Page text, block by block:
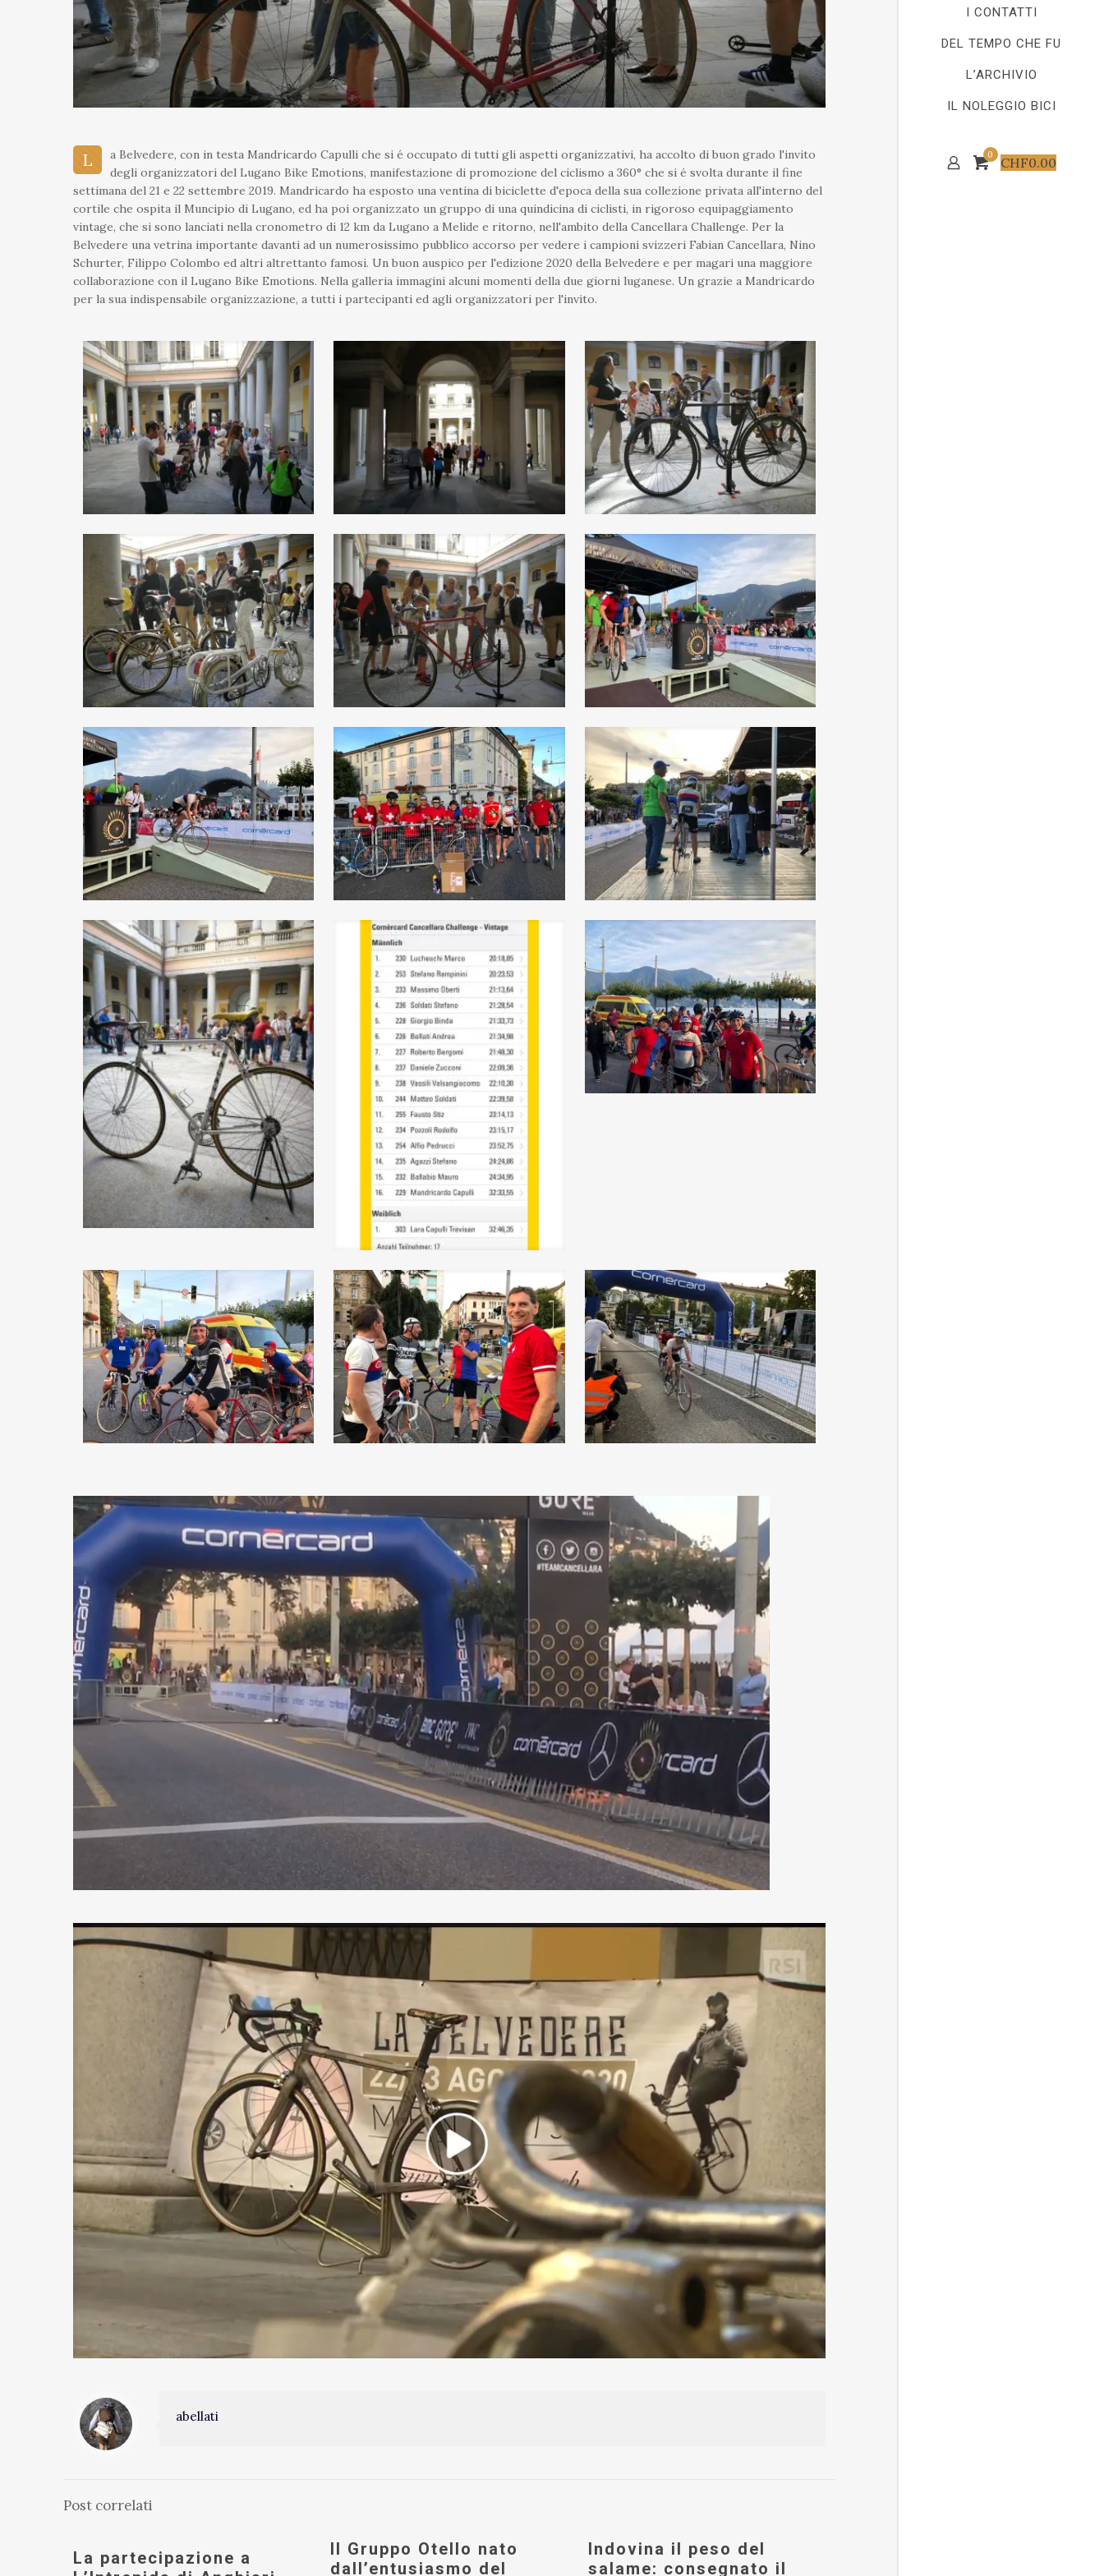
I CONTATTI
DEL TEMPO CHE FU
L’ARCHIVIO
IL NOLEGGIO BICI
0 CHF0.00
L
a Belvedere, con in testa Mandricardo Capulli che si é occupato di tutti gli aspetti organizzativi, ha accolto di buon grado l'invito
degli organizzatori del Lugano Bike Emotions, manifestazione di promozione del ciclismo a 360° che si é svolta durante il fine
settimana del 21 e 22 settembre 2019. Mandricardo ha esposto una ventina di biciclette d'epoca della sua collezione privata all'interno del
cortile che ospita il Muncipio di Lugano, ed ha poi organizzato un gruppo di una quindicina di ciclisti, in rigoroso equipaggiamento
vintage, che si sono lanciati nella cronometro di 12 km da Lugano a Melide e ritorno, nell'ambito della Cancellara Challenge. Per la
Belvedere una vetrina importante davanti ad un numerosissimo pubblico accorso per vedere i campioni svizzeri Fabian Cancellara, Nino
Schurter, Filippo Colombo ed altri altrettanto famosi. Un buon auspico per l'edizione 2020 della Belvedere e per magari una maggiore
collaborazione con il Lugano Bike Emotions. Nella galleria immagini alcuni momenti della due giorni luganese. Un grazie a Mandricardo
per la sua indispensabile organizzazione, a tutti i partecipanti ed agli organizzatori per l'invito.
abellati
Post correlati
La partecipazione a
Il Gruppo Otello nato
dall’entusiasmo del
Indovina il peso del
salame: consegnato il